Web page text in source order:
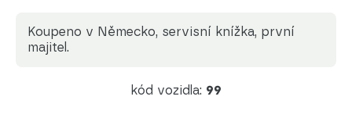
koupeno v Německo, servisní knížka, první
majitel.
kód vozidla: 99